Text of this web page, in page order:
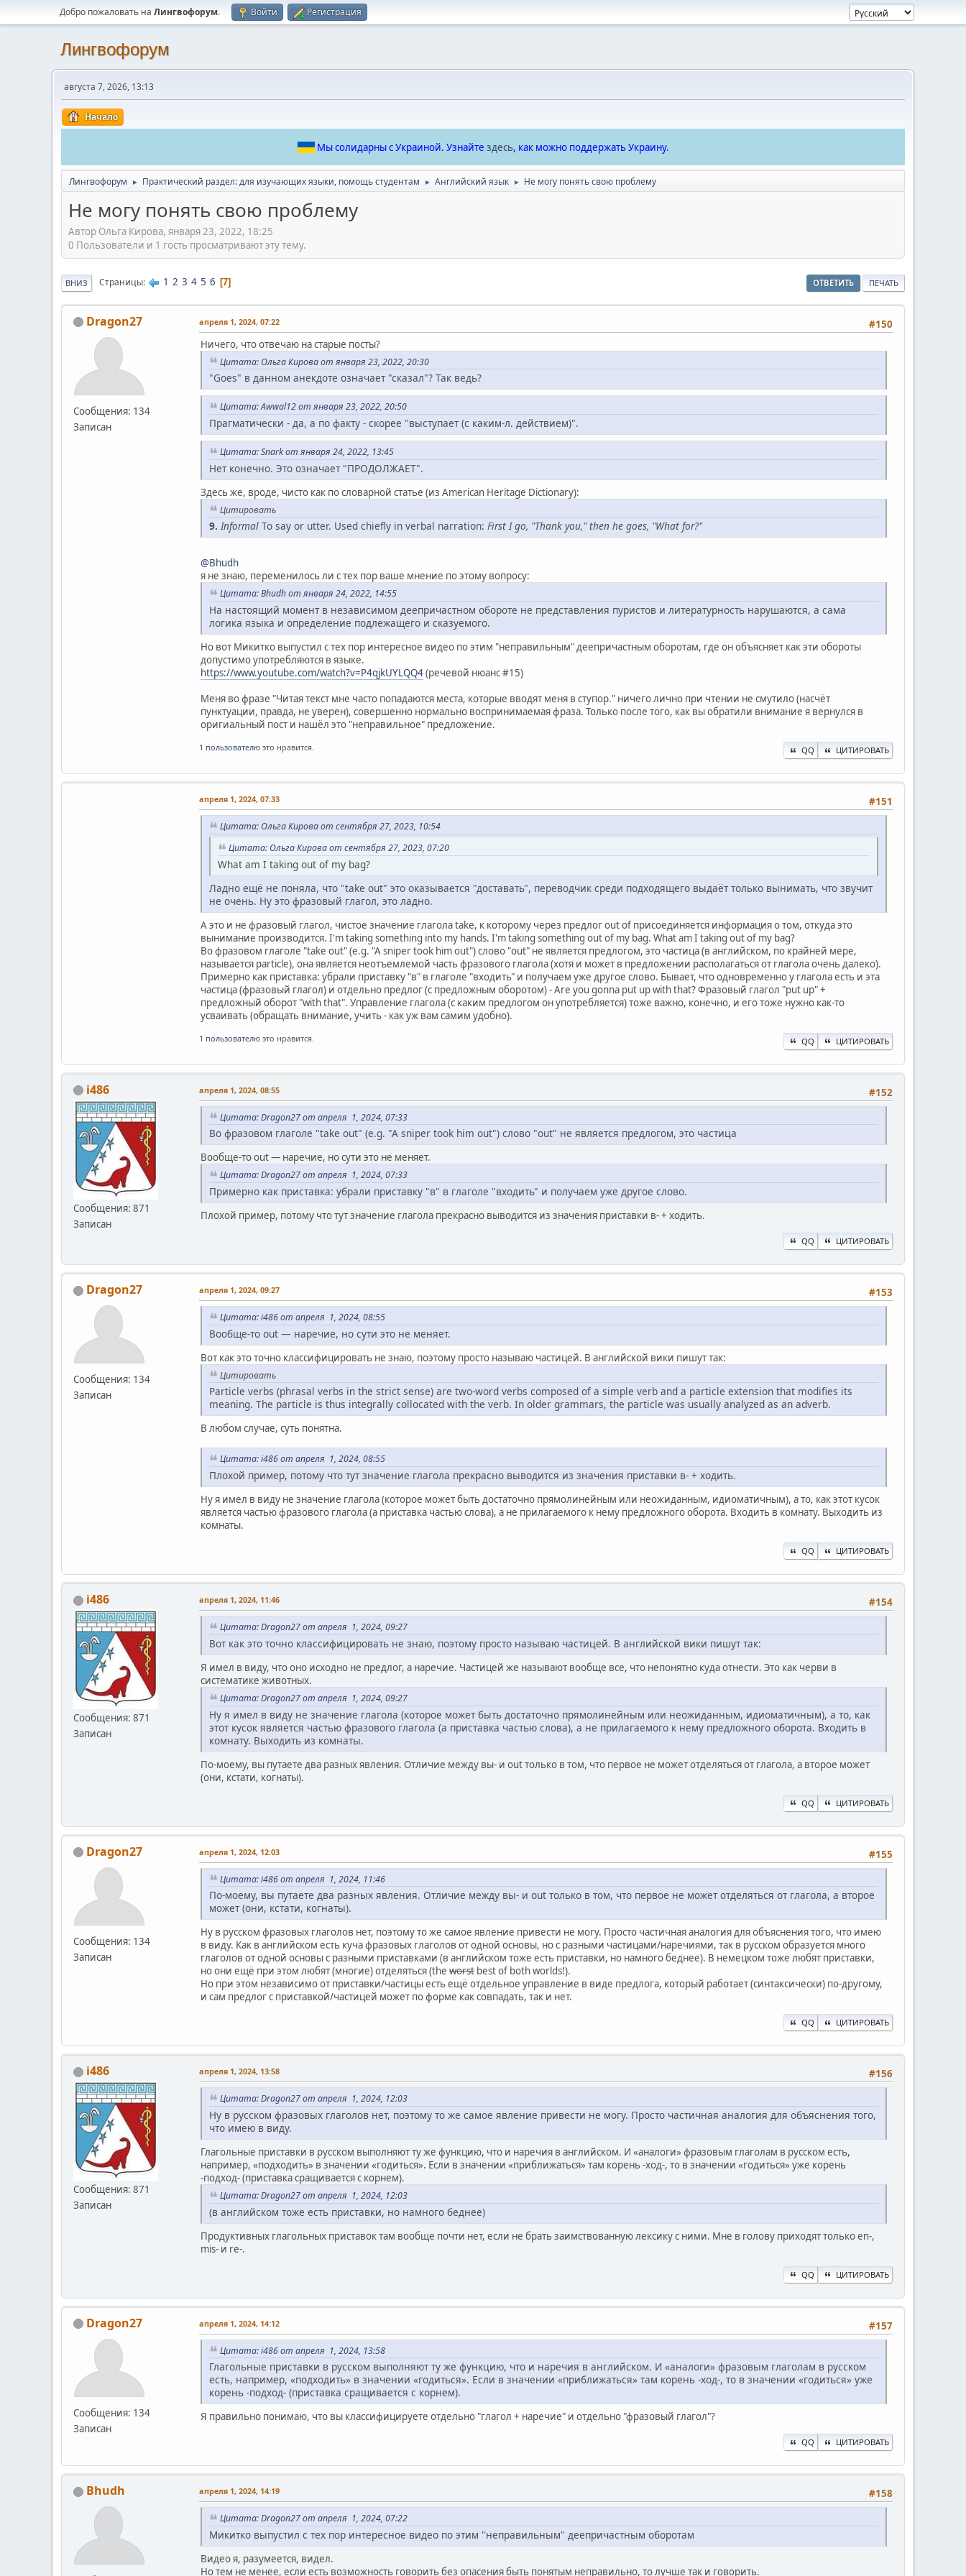
Добро пожаловать на Лингвофорум. Войти Регистрация
Лингвофорум
августа 7, 2026, 13:13
Начало
Мы солидарны с Украиной. Узнайте здесь, как можно поддержать Украину.
Лингвофорум ► Практический раздел: для изучающих языки, помощь студентам ► Английский язык ► Не могу понять свою проблему
Не могу понять свою проблему
Автор Ольга Кирова, января 23, 2022, 18:25
0 Пользователи и 1 гость просматривают эту тему.
ОТВЕТИТЬ ПЕЧАТЬ
ВНИЗ Страницы 1 2 3 4 5 6 7
Dragon27
Сообщения: 134
Записан
#150
апреля 1, 2024, 07:22
Ничего, что отвечаю на старые посты?
Цитата: Ольга Кирова от января 23, 2022, 20:30
"Goes" в данном анекдоте означает "сказал"? Так ведь?
Цитата: Awwal12 от января 23, 2022, 20:50
Прагматически - да, а по факту - скорее "выступает (с каким-л. действием)".
Цитата: Snark от января 24, 2022, 13:45
Нет конечно. Это означает "ПРОДОЛЖАЕТ".
Здесь же, вроде, чисто как по словарной статье (из American Heritage Dictionary):
Цитировать
9. Informal To say or utter. Used chiefly in verbal narration: First I go, "Thank you," then he goes, "What for?"
@Bhudh
я не знаю, переменилось ли с тех пор ваше мнение по этому вопросу:
Цитата: Bhudh от января 24, 2022, 14:55
На настоящий момент в независимом деепричастном обороте не представления пуристов и литературность нарушаются, а сама
логика языка и определение подлежащего и сказуемого.
Но вот Микитко выпустил с тех пор интересное видео по этим "неправильным" деепричастным оборотам, где он объясняет как эти обороты
допустимо употребляются в языке.
https://www.youtube.com/watch?v=P4qjkUYLQQ4(речевой нюанс #15)
Меня во фразе "Читая текст мне часто попадаются места, которые вводят меня в ступор." ничего лично при чтении не смутило (насчёт
пунктуации, правда, не уверен), совершенно нормально воспринимаемая фраза. Только после того, как вы обратили внимание я вернулся в
оригиальный пост и нашёл это "неправильное" предложение.
1 пользователю это нравится. QQ ЦИТИРОВАТЬ
#151
апреля 1, 2024, 07:33
Цитата: Ольга Кирова от сентября 27, 2023, 10:54
Цитата: Ольга Кирова от сентября 27, 2023, 07:20
What am I taking out of my bag?
Ладно ещё не поняла, что "take out" это оказывается "доставать", переводчик среди подходящего выдаёт только вынимать, что звучит
не очень. Ну это фразовый глагол, это ладно.
А это и не фразовый глагол, чистое значение глагола take, к которому через предлог out of присоединяется информация о том, откуда это
вынимание производится. I'm taking something into my hands. I'm taking something out of my bag. What am I taking out of my bag?
Во фразовом глаголе "take out" (e.g. "A sniper took him out") слово "out" не является предлогом, это частица (в английском, по крайней мере,
называется particle), она является неотъемлемой часть фразового глагола (хотя и может в предложении располагаться от глагола очень далеко).
Примерно как приставка: убрали приставку "в" в глаголе "входить" и получаем уже другое слово. Бывает, что одновременно у глагола есть и эта
частица (фразовый глагол) и отдельно предлог (с предложным оборотом) - Are you gonna put up with that? Фразовый глагол "put up" +
предложный оборот "with that". Управление глагола (с каким предлогом он употребляется) тоже важно, конечно, и его тоже нужно как-то
усваивать (обращать внимание, учить - как уж вам самим удобно).
1 пользователю это нравится. QQ ЦИТИРОВАТЬ
i486
Сообщения: 871
Записан
#152
апреля 1, 2024, 08:55
Цитата: Dragon27 от апреля 1, 2024, 07:33
Во фразовом глаголе "take out" (e.g. "A sniper took him out") слово "out" не является предлогом, это частица
Вообще-то out — наречие, но сути это не меняет.
Цитата: Dragon27 от апреля 1, 2024, 07:33
Примерно как приставка: убрали приставку "в" в глаголе "входить" и получаем уже другое слово.
Плохой пример, потому что тут значение глагола прекрасно выводится из значения приставки в- + ходить.
QQ ЦИТИРОВАТЬ
Dragon27
Сообщения: 134
Записан
#153
апреля 1, 2024, 09:27
Цитата: i486 от апреля 1, 2024, 08:55
Вообще-то out — наречие, но сути это не меняет.
Вот как это точно классифицировать не знаю, поэтому просто называю частицей. В английской вики пишут так:
Цитировать
Particle verbs (phrasal verbs in the strict sense) are two-word verbs composed of a simple verb and a particle extension that modifies its
meaning. The particle is thus integrally collocated with the verb. In older grammars, the particle was usually analyzed as an adverb.
В любом случае, суть понятна.
Цитата: i486 от апреля 1, 2024, 08:55
Плохой пример, потому что тут значение глагола прекрасно выводится из значения приставки в- + ходить.
Ну я имел в виду не значение глагола (которое может быть достаточно прямолинейным или неожиданным, идиоматичным), а то, как этот кусок
является частью фразового глагола (а приставка частью слова), а не прилагаемого к нему предложного оборота. Входить в комнату. Выходить из
комнаты.
QQ ЦИТИРОВАТЬ
i486
Сообщения: 871
Записан
#154
апреля 1, 2024, 11:46
Цитата: Dragon27 от апреля 1, 2024, 09:27
Вот как это точно классифицировать не знаю, поэтому просто называю частицей. В английской вики пишут так:
Я имел в виду, что оно исходно не предлог, а наречие. Частицей же называют вообще все, что непонятно куда отнести. Это как черви в
систематике животных.
Цитата: Dragon27 от апреля 1, 2024, 09:27
Ну я имел в виду не значение глагола (которое может быть достаточно прямолинейным или неожиданным, идиоматичным), а то, как
этот кусок является частью фразового глагола (а приставка частью слова), а не прилагаемого к нему предложного оборота. Входить в
комнату. Выходить из комнаты.
По-моему, вы путаете два разных явления. Отличие между вы- и out только в том, что первое не может отделяться от глагола, а второе может
(они, кстати, когнаты).
QQ ЦИТИРОВАТЬ
Dragon27
Сообщения: 134
Записан
#155
апреля 1, 2024, 12:03
Цитата: i486 от апреля 1, 2024, 11:46
По-моему, вы путаете два разных явления. Отличие между вы- и out только в том, что первое не может отделяться от глагола, а второе
может (они, кстати, когнаты).
Ну в русском фразовых глаголов нет, поэтому то же самое явление привести не могу. Просто частичная аналогия для объяснения того, что имею
в виду. Как в английском есть куча фразовых глаголов от одной основы, но с разными частицами/наречиями, так в русском образуется много
глаголов от одной основы с разными приставками (в английском тоже есть приставки, но намного беднее). В немецком тоже любят приставки,
но они ещё при этом любят (многие) отделяться (the worst best of both worlds!).
Но при этом независимо от приставки/частицы есть ещё отдельное управление в виде предлога, который работает (синтаксически) по-другому,
и сам предлог с приставкой/частицей может по форме как совпадать, так и нет.
QQ ЦИТИРОВАТЬ
i486
Сообщения: 871
Записан
#156
апреля 1, 2024, 13:58
Цитата: Dragon27 от апреля 1, 2024, 12:03
Ну в русском фразовых глаголов нет, поэтому то же самое явление привести не могу. Просто частичная аналогия для объяснения того,
что имею в виду.
Глагольные приставки в русском выполняют ту же функцию, что и наречия в английском. И «аналоги» фразовым глаголам в русском есть,
например, «подходить» в значении «годиться». Если в значении «приближаться» там корень -ход-, то в значении «годиться» уже корень
-подход- (приставка сращивается с корнем).
Цитата: Dragon27 от апреля 1, 2024, 12:03
(в английском тоже есть приставки, но намного беднее)
Продуктивных глагольных приставок там вообще почти нет, если не брать заимствованную лексику с ними. Мне в голову приходят только en-,
mis- и re-.
QQ ЦИТИРОВАТЬ
Dragon27
Сообщения: 134
Записан
#157
апреля 1, 2024, 14:12
Цитата: i486 от апреля 1, 2024, 13:58
Глагольные приставки в русском выполняют ту же функцию, что и наречия в английском. И «аналоги» фразовым глаголам в русском
есть, например, «подходить» в значении «годиться». Если в значении «приближаться» там корень -ход-, то в значении «годиться» уже
корень -подход- (приставка сращивается с корнем).
Я правильно понимаю, что вы классифицируете отдельно "глагол + наречие" и отдельно "фразовый глагол"?
QQ ЦИТИРОВАТЬ
Bhudh #158
апреля 1, 2024, 14:19
Цитата: Dragon27 от апреля 1, 2024, 07:22
Микитко выпустил с тех пор интересное видео по этим "неправильным" деепричастным оборотам
Видео я, разумеется, видел.
Но тем не менее, если есть возможность говорить без опасения быть понятым неправильно, то лучше так и говорить.